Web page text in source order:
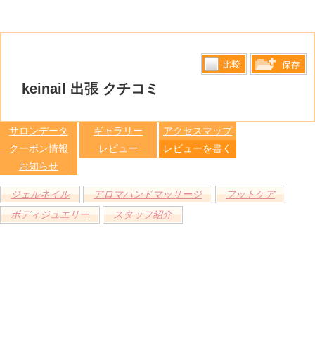
keinail 出張 クチコミ
サロンデータ ギャラリー
アクセスマップ
クーポン情報
レビュー
レビューを書く
お知らせ
ジェルネイル アロマハンドマッサージ
フットケア
ボディジュエリー
スタッフ紹介